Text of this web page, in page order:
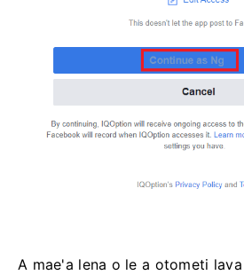
A mae'a lena o le a otometi